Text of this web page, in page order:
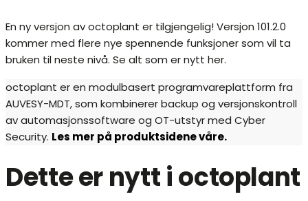
En ny versjon av octoplant er tilgjengelig! Versjon 101.2.0
kommer med flere nye spennende funksjoner som vil ta
bruken til neste nivå. Se alt som er nytt her.
octoplant er en modulbasert programvareplattform fra
AUVESY-MDT, som kombinerer backup og versjonskontroll
av automasjonssoftware og OT-utstyr med Cyber
Security. Les mer på produktsidene våre.
Dette er nytt i octoplant